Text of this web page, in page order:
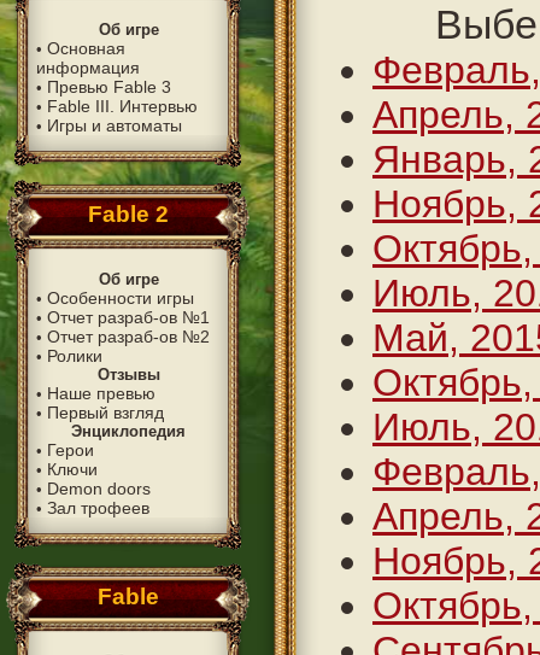
Об игре
• Основная
информация
• Превью Fable 3
• Fable III. Интервью
• Игры и автоматы
Fable 2
Об игре
• Особенности игры
• Отчет разраб-ов №1
• Отчет разраб-ов №2
• Ролики
Отзывы
• Наше превью
• Первый взгляд
Энциклопедия
• Герои
• Ключи
• Demon doors
• Зал трофеев
Fable
Апрель,
Январь,
Ноябрь,
Июль,
Май,
Июль,
Апрель,
Ноябрь,